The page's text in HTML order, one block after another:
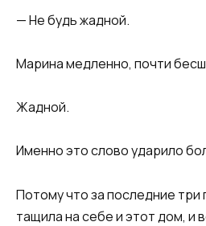
— Не будь жадной.
Марина медленно, почти
Жадной.
Именно это слово ударило
Потому что за последние три
тащила на себе и этот дом, и